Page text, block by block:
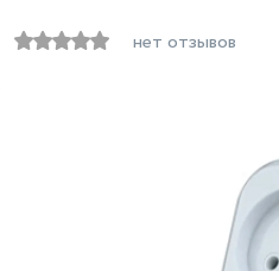
нет отзывов